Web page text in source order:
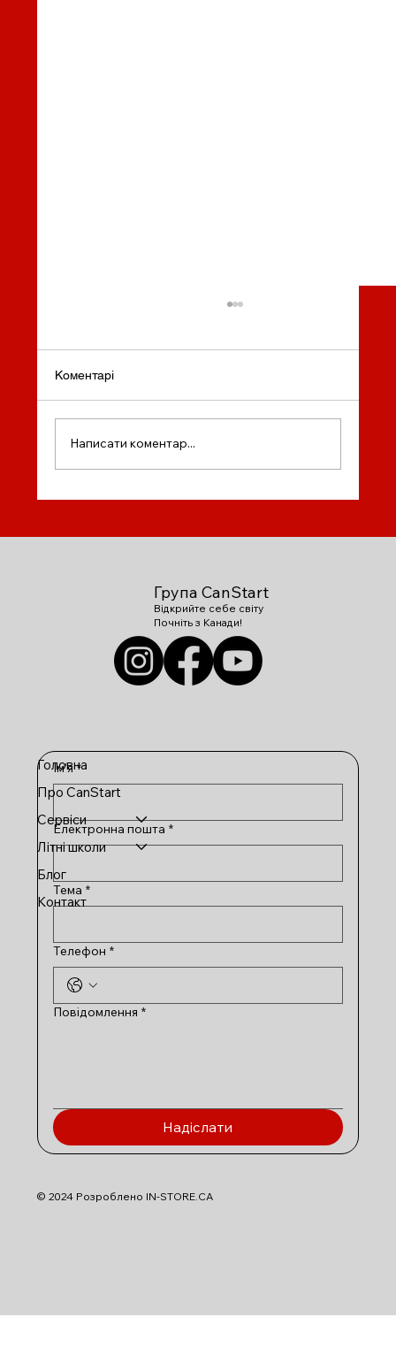
Коментарі
Написати коментар...
Група CanStart
Відкрийте себе світу
Почніть з Канади!
Головна
Про CanStart
Сервіси
Літні школи
Блог
Контакт
Ім'я *
Електронна пошта *
Тема *
Телефон *
Повідомлення *
Надіслати
© 2024 Розроблено IN-STORE.CA